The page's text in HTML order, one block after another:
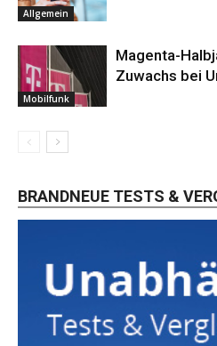
Allgemein
Mobilfunk
Magenta-
Zuwachs bei
BRANDNEUE TESTS &